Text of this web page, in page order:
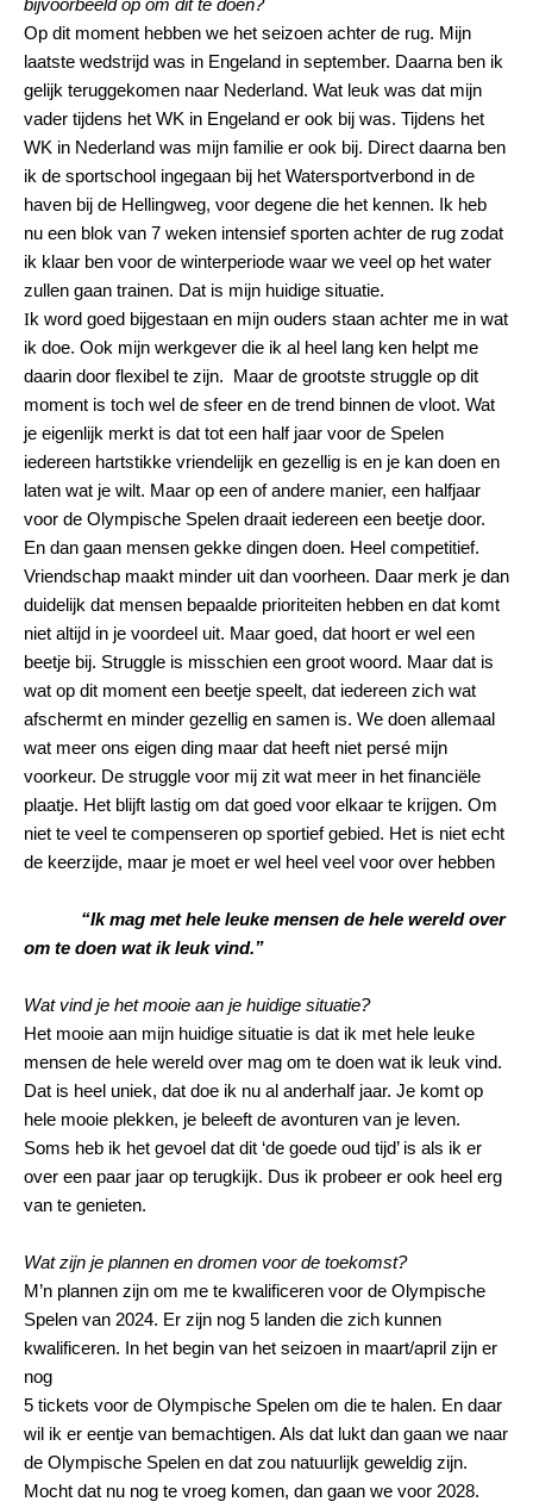
bijvoorbeeld op om dit te doen?
Op dit moment hebben we het seizoen achter de rug. Mijn
laatste wedstrijd was in Engeland in september. Daarna ben ik
gelijk teruggekomen naar Nederland. Wat leuk was dat mijn
vader tijdens het WK in Engeland er ook bij was. Tijdens het
WK in Nederland was mijn familie er ook bij. Direct daarna ben
ik de sportschool ingegaan bij het Watersportverbond in de
haven bij de Hellingweg, voor degene die het kennen. I
k heb
nu een blok van 7 weken intensief sporten achter de rug zodat
ik klaar ben voor de winterperiode waar we veel op het water
zullen gaan trainen. Dat is mijn huidige situatie.
Ik word goed bijgestaan en mijn ouders staan achter me in wat
ik doe. Ook mijn werkgever die ik al heel lang ken helpt me
daarin door flexibel te zijn. Maar de grootste struggle op dit
moment is toch wel de sfeer en de trend binnen de vloot. Wat
je eigenlijk merkt is dat tot een half jaar voor de Spelen
iedereen hartstikke vriendelijk en gezellig is en je kan doen en
laten wat je wilt. Maar op een of andere manier, een halfjaar
voor de Olympische Spelen draait iedereen een beetje door.
En dan gaan mensen gekke dingen doen. Heel competitief.
Vriendschap maakt minder uit dan voorheen. Daar merk je dan
duidelijk dat mensen bepaalde prioriteiten hebben en dat komt
niet altijd in je voordeel uit. Maar goed, dat hoort er wel een
beetje bij. Struggle is misschien een groot woord. Maar dat is
wat op dit moment een beetje speelt, dat iedereen zich wat
afschermt en minder gezellig en samen is. We doen allemaal
wat meer ons eigen ding maar dat heeft niet persé mijn
voorkeur. De struggle voor mij zit wat meer in het financiële
plaatje. Het blijft lastig om dat goed voor elkaar te krijgen. Om
niet te veel te compenseren op sportief gebied. Het is niet echt
de keerzijde, maar je moet er wel heel veel voor over hebben
“Ik mag met hele leuke mensen de hele wereld over
om te doen wat ik leuk vind.”
Wat vind je het mooie aan je huidige situatie?
Het mooie aan mijn huidige situatie is dat ik met hele leuke
mensen de hele wereld over mag om te doen wat ik leuk vind.
Dat is heel uniek, dat doe ik nu al anderhalf jaar. Je komt op
hele mooie plekken, je beleeft de avonturen van je leven.
Soms heb ik het gevoel dat dit ‘de goede oud tijd’ is als ik er
over een paar jaar op terugkijk. Dus ik probeer er ook heel erg
van te genieten.
Wat zijn je plannen en dromen voor de toekomst?
M’n plannen zijn om me te kwalificeren voor de Olympische
Spelen van 2024. Er zijn nog 5 landen die zich kunnen
kwalificeren. In het begin van het seizoen in maart/april zijn er
nog
5 tickets voor de Olympische Spelen om die te halen. En daar
wil ik er eentje van bemachtigen. Als dat lukt dan gaan we naar
de Olympische Spelen en dat zou natuurlijk geweldig zijn.
Mocht dat nu nog te vroeg komen, dan gaan we voor 2028.